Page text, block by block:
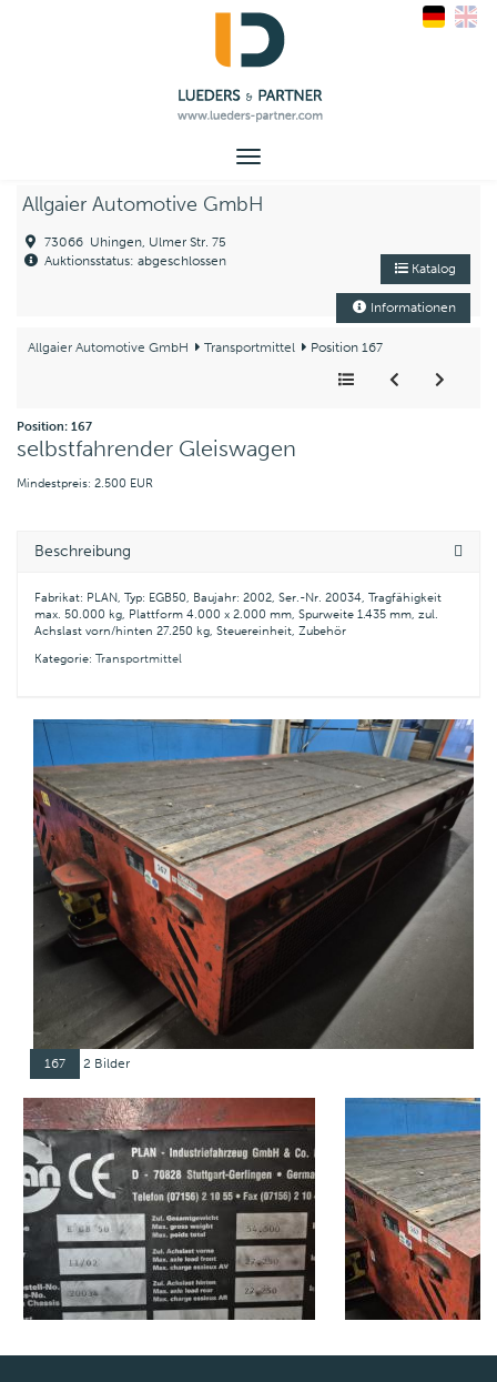
Toggle
Allgaier Automotive GmbH
73066 Uhingen, Ulmer Str. 75
Auktionsstatus: abgeschlossen
Katalog
Informationen
Allgaier Automotive GmbH Transportmittel Position 167
Position: 167
selbstfahrender Gleiswagen
Mindestpreis: 2.500 EUR
Beschreibung
Fabrikat: PLAN, Typ: EGB50, Baujahr: 2002, Ser.-Nr. 20034, Tragfähigkeit
max. 50.000 kg, Plattform 4.000 x 2.000 mm, Spurweite 1.435 mm, zul.
Achslast vorn/hinten 27.250 kg, Steuereinheit, Zubehör
Kategorie: Transportmittel
167 2 Bilder